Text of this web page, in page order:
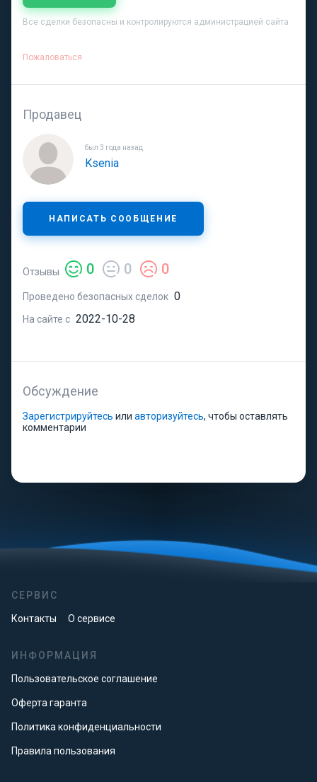
Все сделки безопасны и контролируются администрацией сайта
Пожаловаться
Продавец
был 3 года назад
Ksenia
НАПИСАТЬ СООБЩЕНИЕ
Отзывы 0 0 0
Проведено безопасных сделок 0
На сайте с 2022-10-28
Обсуждение
Зарегистрируйтесь или авторизуйтесь, чтобы оставлять
комментарии
СЕРВИС
Контакты О сервисе
ИНФОРМАЦИЯ
Пользовательское соглашение
Оферта гаранта
Политика конфиденциальности
Правила пользования